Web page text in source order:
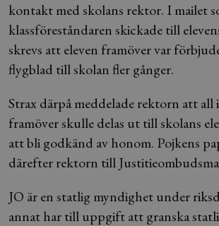
kontakt med skolans rektor. I mailet
klassföreståndaren skickade till
skrevs att eleven framöver var
flygblad till skolan fler gånger.
Strax därpå meddelade rektorn att
framöver skulle delas ut till skolans
att bli godkänd av honom. Pojkens
därefter rektorn till
JO är en statlig myndighet under
annat har till uppgift att granska